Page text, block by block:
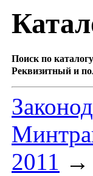
Поиск по
Реквизитный и
2011 →